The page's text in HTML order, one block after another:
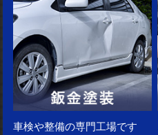
車検や整備の専門工場です